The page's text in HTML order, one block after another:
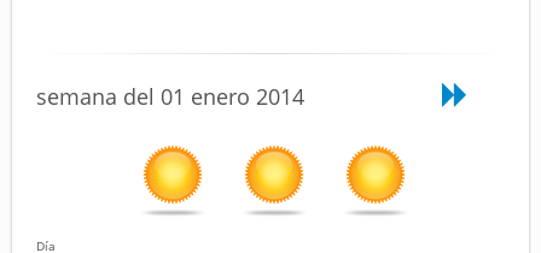
semana del 01 enero 2014
Día